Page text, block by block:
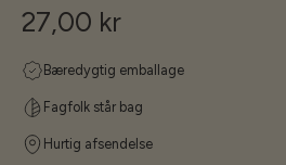
27,00 kr
Bæredygtig emballage
Fagfolk står bag
Hurtig afsendelse